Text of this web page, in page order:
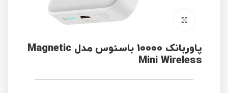
برای بزرگنمایی کلیک کنید
پاوربانک 10000 باسئوس مدل Magnetic
Mini Wireless